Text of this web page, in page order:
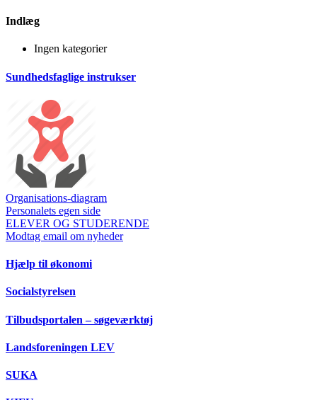
Indlæg
Ingen kategorier
Sundhedsfaglige instrukser
Organisations-diagram
Personalets egen side
ELEVER OG STUDERENDE
Modtag email om nyheder
Hjælp til økonomi
Socialstyrelsen
Tilbudsportalen – søgeværktøj
Landsforeningen LEV
SUKA